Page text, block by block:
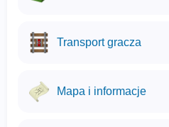
Transport gracza
Mapa i informacje